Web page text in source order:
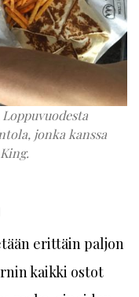
jonka kanssa
erittäin paljon
kaikki ostot